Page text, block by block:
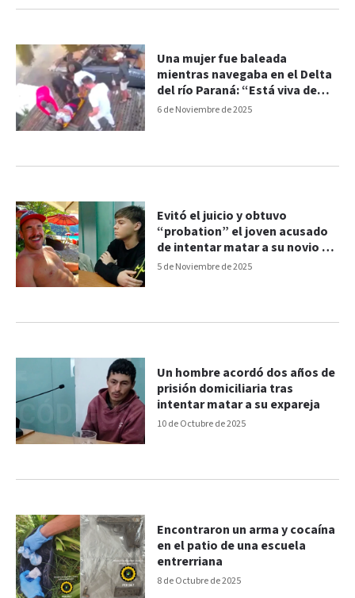
6 de Noviembre de 2025
Una mujer fue baleada
mientras navegaba en el Delta
del río Paraná: “Está viva de
milagro”
5 de Noviembre de 2025
Evitó el juicio y obtuvo
“probation” el joven acusado
de intentar matar a su novio en
Paraná
10 de Octubre de 2025
Un hombre acordó dos años de
prisión domiciliaria tras
intentar matar a su expareja
8 de Octubre de 2025
Encontraron un arma y cocaína
en el patio de una escuela
entrerriana